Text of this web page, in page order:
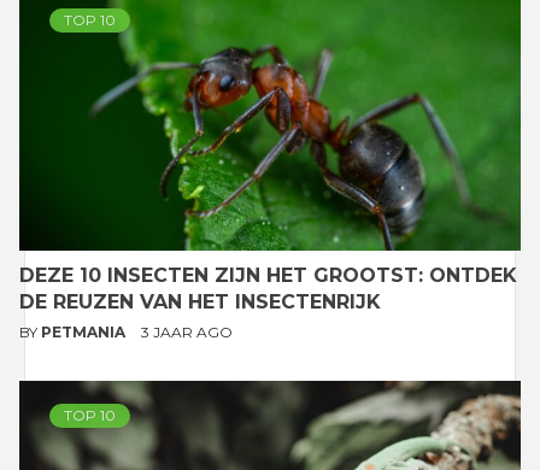
TOP 10
DEZE 10 INSECTEN ZIJN HET GROOTST: ONTDEK
DE REUZEN VAN HET INSECTENRIJK
BY PETMANIA 3 JAAR AGO
TOP 10